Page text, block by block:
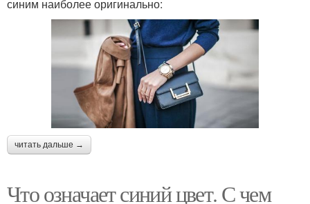
синим наиболее оригинально:
читать дальше →
Что означает синий цвет. С чем